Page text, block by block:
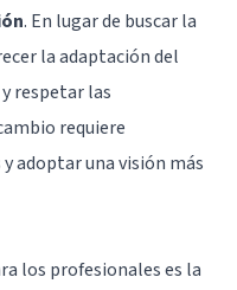
. En lugar de buscar la
la adaptación del
respetar las
requiere
adoptar una visión más
los profesionales es la